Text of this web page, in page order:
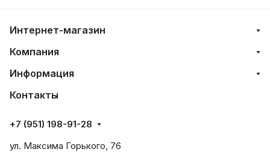
Интернет-магазин
Компания
Информация
Контакты
+7 (951) 198-91-28
ул. Максима Горького, 76